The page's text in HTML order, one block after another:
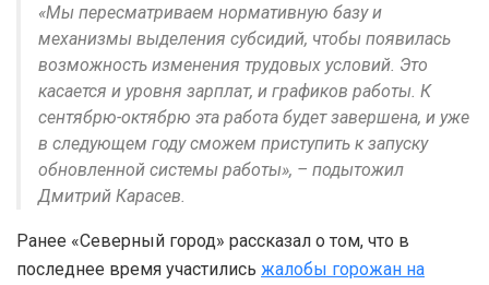
«Мы пересматриваем нормативную базу и
механизмы выделения субсидий, чтобы появилась
возможность изменения трудовых условий. Это
касается и уровня зарплат, и графиков работы. К
сентябрю-октябрю эта работа будет завершена, и уже
в следующем году сможем приступить к запуску
обновленной системы работы», – подытожил
Дмитрий Карасев.
Ранее «Северный город» рассказал о том, что в
последнее время участились жалобы горожан на